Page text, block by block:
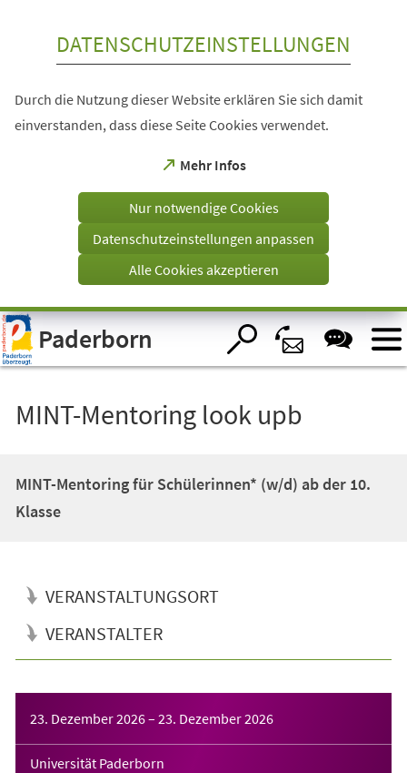
Visuelle
Assistenzsoftware
öffnen.
DATENSCHUTZEINSTELLUNGEN
Durch die Nutzung dieser Website erklären Sie sich damit
einverstanden, dass diese Seite Cookies verwendet.
Mehr Infos
(Öffnet
einem
Tab)
Nur notwendige Cookies
Datenschutzeinstellungen anpassen
Alle Cookies akzeptieren
Paderborn
MINT-Mentoring look upb
MINT-Mentoring für Schülerinnen* (w/d) ab der 10.
Klasse
VERANSTALTUNGSORT
VERANSTALTER
23. Dezember 2026– 23. Dezember 2026
Universität Paderborn